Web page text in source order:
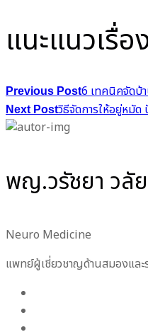
แนะแนวเรื่อ
Previous Post6 เทคนิคจัดบ้
Next Postวิธีจัดการให้อยู่หมั
พญ.วรัชยา ว
Neuro Medicine
แพทย์ผู้เชี่ยวชาญด้านสมองและ